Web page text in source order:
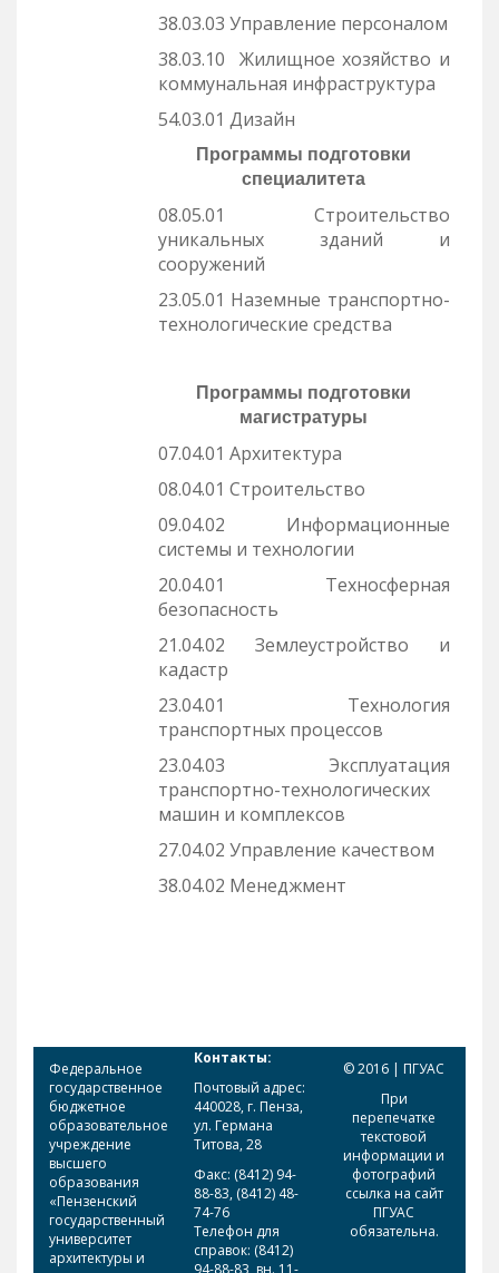
38.03.03 Управление персоналом
38.03.10 Жилищное хозяйство и
коммунальная инфраструктура
54.03.01 Дизайн
Программы подготовки
специалитета
08.05.01 Строительство
уникальных зданий и
сооружений
23.05.01 Наземные транспортно-
технологические средства
Программы подготовки
магистратуры
07.04.01 Архитектура
08.04.01 Строительство
09.04.02 Информационные
системы и технологии
20.04.01 Техносферная
безопасность
21.04.02 Землеустройство и
кадастр
23.04.01 Технология
транспортных процессов
23.04.03 Эксплуатация
транспортно-технологических
машин и комплексов
27.04.02 Управление качеством
38.04.02 Менеджмент
Федеральное
государственное
бюджетное
образовательное
учреждение
высшего
образования
«Пензенский
государственный
университет
архитектуры и
Контакты:
Почтовый адрес:
440028, г. Пенза,
ул. Германа
Титова, 28
Факс: (8412) 94-
88-83, (8412) 48-
74-76
Телефон для
справок: (8412)
94-88-83, вн. 11-
© 2016 | ПГУАС
При
перепечатке
текстовой
информации и
фотографий
ссылка на сайт
ПГУАС
обязательна.